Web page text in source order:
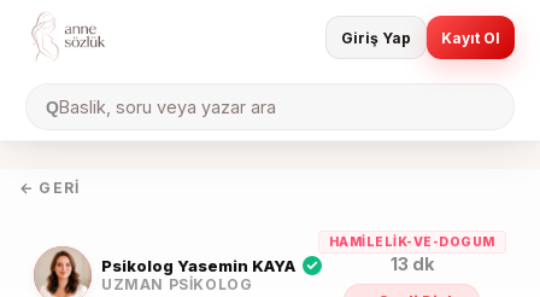
QBaslik, soru veya yazar ara
Giriş Yap Kayıt Ol
← GERI
Psikolog Yasemin KAYA
UZMAN PSIKOLOG
HAMILELIK-VE-DOGUM
13 dk